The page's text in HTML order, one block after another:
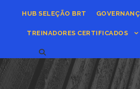
HUB SELEÇÃO BRT
TREINADORES CERTIFICADOS